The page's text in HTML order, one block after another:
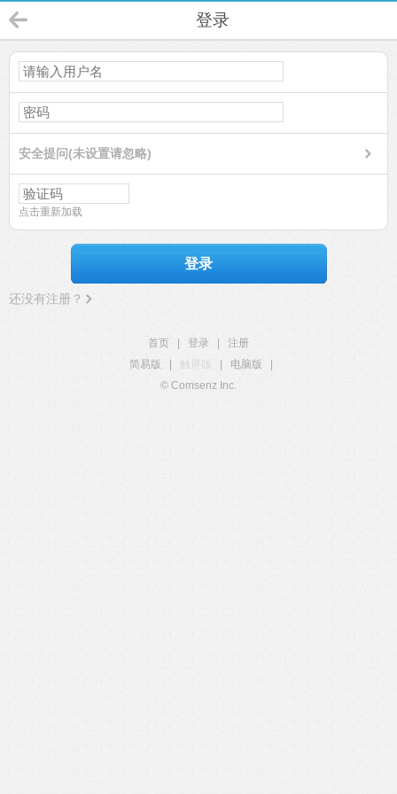
登录
安全提问(未设置请忽略)
点击重新加载
登录
还没有注册？
首页 登录
注册
简易版
触屏版 电脑版
© Comsenz Inc.